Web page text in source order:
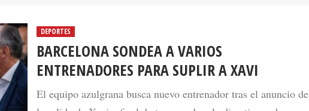
DEPORTES
BARCELONA SONDEA A VARIOS
ENTRENADORES PARA SUPLIR A XAVI
El equipo azulgrana busca nuevo entrenador tras el anuncio de